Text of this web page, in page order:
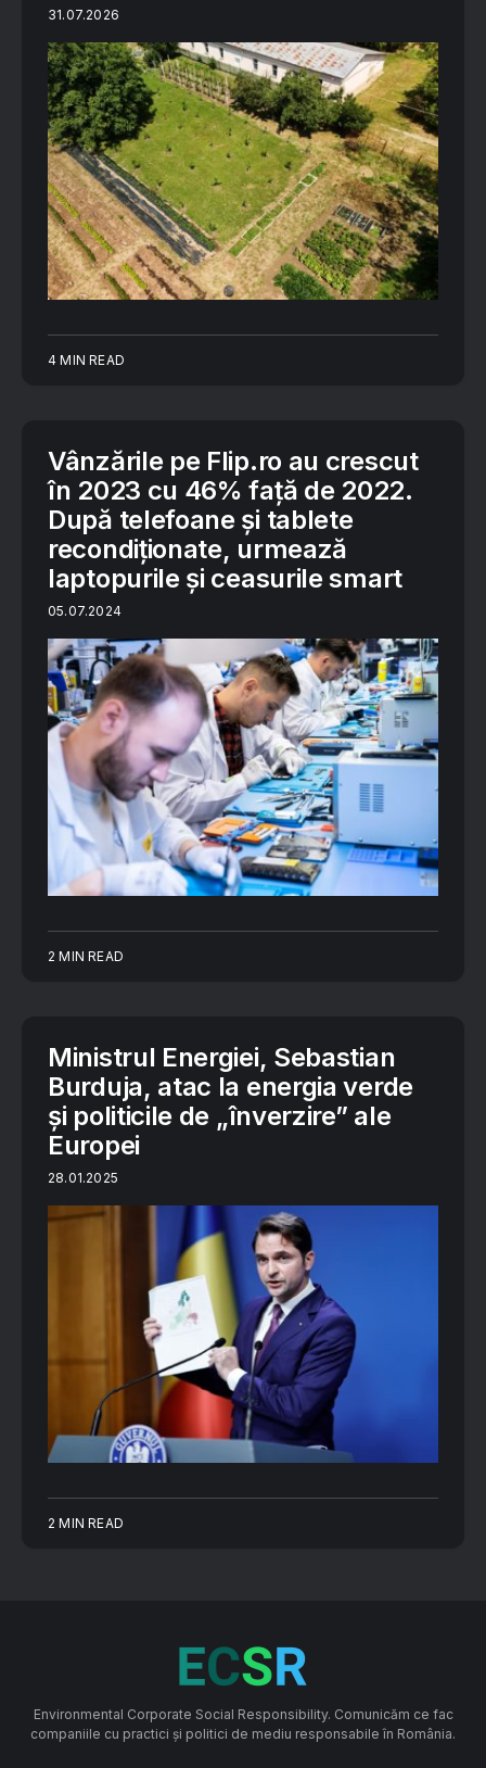
31.07.2026
4 MIN READ
Vânzările pe Flip.ro au crescut
în 2023 cu 46% față de 2022.
După telefoane și tablete
recondiționate, urmează
laptopurile și ceasurile smart
05.07.2024
2 MIN READ
Ministrul Energiei, Sebastian
Burduja, atac la energia verde
și politicile de „înverzire” ale
Europei
28.01.2025
2 MIN READ
Environmental Corporate Social Responsibility. Comunicăm ce fac
companiile cu practici și politici de mediu responsabile în România.